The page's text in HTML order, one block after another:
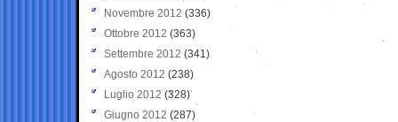
Novembre 2012 (336)
Ottobre 2012 (363)
Settembre 2012 (341)
Agosto 2012 (238)
Luglio 2012 (328)
Giugno 2012 (287)